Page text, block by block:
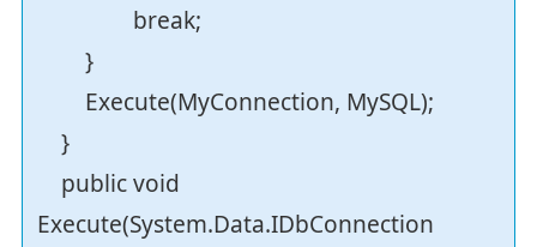
break;
}
Execute(MyConnection, MySQL);
}
public void
Execute(System.Data.IDbConnection